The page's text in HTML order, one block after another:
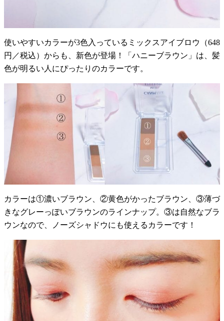
使いやすいカラーが3色入っているミックスアイブロウ（648
円／税込）からも、新色が登場！「ハニーブラウン」は、髪
色が明るい人にぴったりのカラーです。
カラーは①濃いブラウン、②黄色がかったブラウン、③薄づ
きなグレーっぽいブラウンのラインナップ。③は自然なブラ
ウンなので、ノーズシャドウにも使えるカラーです！